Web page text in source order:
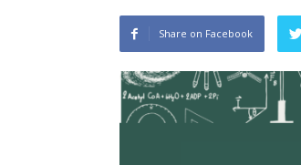
Share on Facebook